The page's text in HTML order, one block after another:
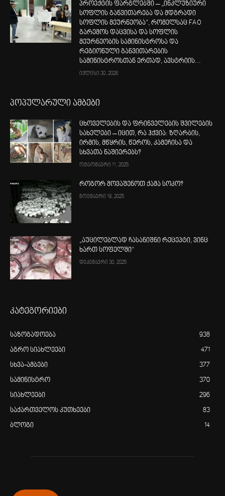
პროექტის ფარგლებში – „ინკლუზიური
სოფლის განვითარება და მდგრადი
სოფლის მეურნეობა“, რომელსაც FAO
გარემოს დაცვისა და სოფლის
მეურნეობის სამინისტროსა და
რეგიონული განვითარების
სამინისტროსთან ერთად, ავსტრიის...
ივლისი 30, 2026
პოპულარული ამბები
ცხოველების და ფრინველების შვილების
სახელები – იცით, რა ჰქვია: ზღარბის,
ირმის, მწყრის, წეროს, კამეჩისა და
სხვათა ნაშიერებს?
ოქტომბერი 11, 2025
როგორ მოვაშენოთ ქამა სოკო?
ნოემბერი 18, 2025
„აუცილებლად ჩასანიშნი რეცეპტი, ვინც
ხართ სოფელში“
დეკემბერი 30, 2025
კატეგორიები
საზოგადოება 938
აგრო სიახლეები 471
სხვა-ამბები 377
სამინისტრო 370
სიახლეები 296
საქართველოს კუთხეები 83
ბლოგი 14